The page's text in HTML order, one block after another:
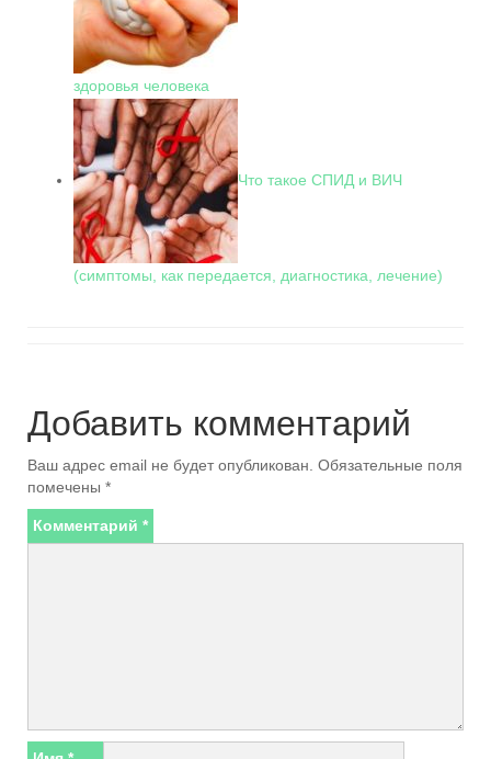
здоровья человека
Что такое СПИД и ВИЧ
(симптомы, как передается, диагностика, лечение)
Добавить комментарий
Ваш адрес email не будет опубликован. Обязательные поля
помечены *
Комментарий *